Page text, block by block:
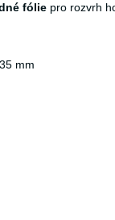
fólie pro rozvrh
mm